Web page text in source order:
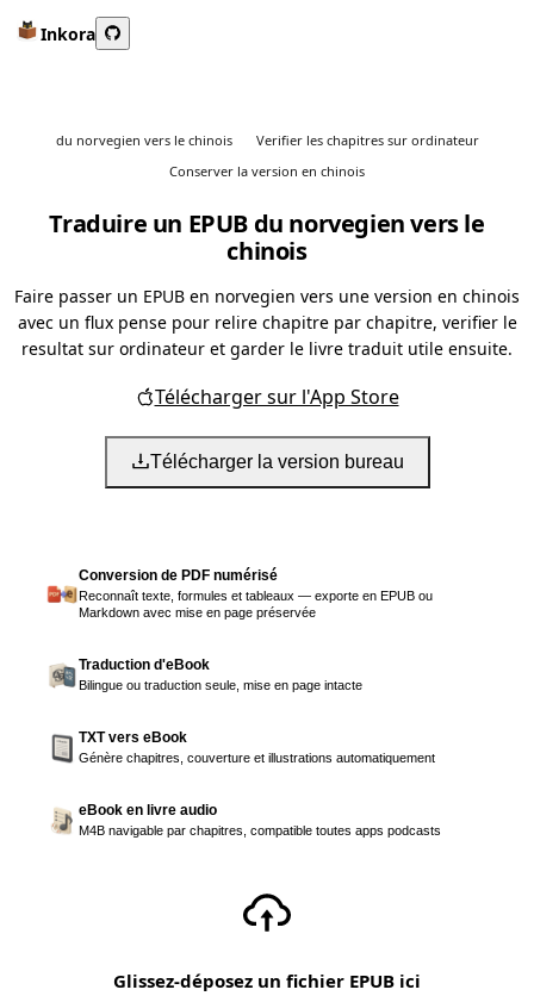
Inkora
du norvegien vers le chinois
Verifier les chapitres sur ordinateur
Conserver la version en chinois
Traduire un EPUB du norvegien vers le
chinois
Faire passer un EPUB en norvegien vers une version en chinois
avec un flux pense pour relire chapitre par chapitre, verifier le
resultat sur ordinateur et garder le livre traduit utile ensuite.
Télécharger sur l'App Store
Télécharger la version bureau
Conversion de PDF numérisé
Reconnaît texte, formules et tableaux — exporte en EPUB ou
Markdown avec mise en page préservée
Traduction d'eBook
Bilingue ou traduction seule, mise en page intacte
TXT vers eBook
Génère chapitres, couverture et illustrations automatiquement
eBook en livre audio
M4B navigable par chapitres, compatible toutes apps podcasts
Glissez-déposez un fichier EPUB ici